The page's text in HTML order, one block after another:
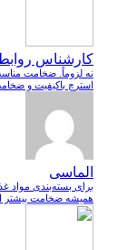
کارشناس
نه لزوماً. ضخامت
استرچ باکیفیت و
الماسی
برای بسته‌بندی مواد
همیشه ضخامت بیشتر